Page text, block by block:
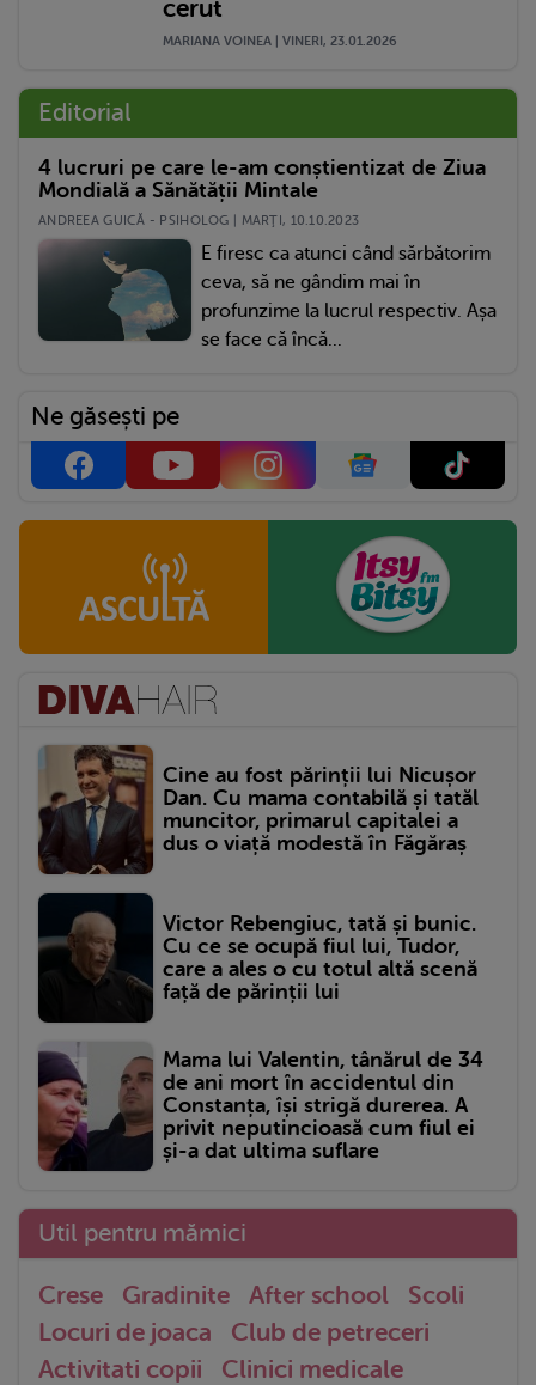
cerut
MARIANA VOINEA | VINERI, 23.01.2026
Editorial
4 lucruri pe care le-am conștientizat de Ziua
Mondială a Sănătății Mintale
ANDREEA GUICĂ - PSIHOLOG | MARŢI, 10.10.2023
E firesc ca atunci când sărbătorim
ceva, să ne gândim mai în
profunzime la lucrul respectiv. Așa
se face că încă...
Ne găsești pe
Cine au fost părinții lui Nicușor
Dan. Cu mama contabilă și tatăl
muncitor, primarul capitalei a
dus o viață modestă în Făgăraș
Victor Rebengiuc, tată și bunic.
Cu ce se ocupă fiul lui, Tudor,
care a ales o cu totul altă scenă
față de părinții lui
Mama lui Valentin, tânărul de 34
de ani mort în accidentul din
Constanța, își strigă durerea. A
privit neputincioasă cum fiul ei
și-a dat ultima suflare
Util pentru mămici
Crese Gradinite After school
Scoli
Locuri de joaca
Club de petreceri
Activitati copii
Clinici medicale